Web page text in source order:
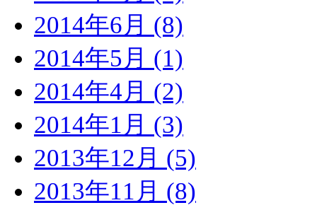
2014年6月 (8)
2014年5月 (1)
2014年4月 (2)
2014年1月 (3)
2013年12月 (5)
2013年11月 (8)